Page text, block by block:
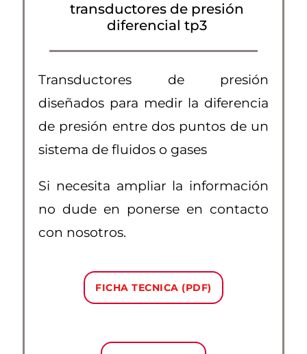
transductores de presión
diferencial tp3
Transductores de presión
diseñados para medir la diferencia
de presión entre dos puntos de un
sistema de fluidos o gases
Si necesita ampliar la información
no dude en ponerse en contacto
con nosotros.
FICHA TECNICA (PDF)